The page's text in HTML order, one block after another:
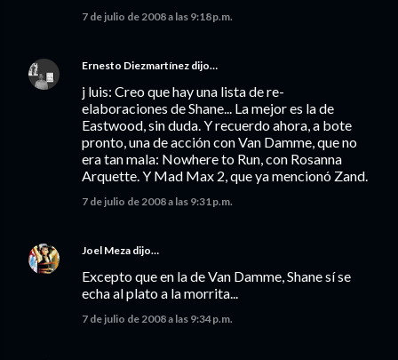
7 de julio de 2008 a las 9:18 p.m.
Ernesto Diezmartínez dijo…
j luis: Creo que hay una lista de re-
elaboraciones de Shane... La mejor es la de
Eastwood, sin duda. Y recuerdo ahora, a bote
pronto, una de acción con Van Damme, que no
era tan mala: Nowhere to Run, con Rosanna
Arquette. Y Mad Max 2, que ya mencionó Zand.
7 de julio de 2008 a las 9:31 p.m.
Joel Meza dijo…
Excepto que en la de Van Damme, Shane sí se
echa al plato a la morrita...
7 de julio de 2008 a las 9:34 p.m.